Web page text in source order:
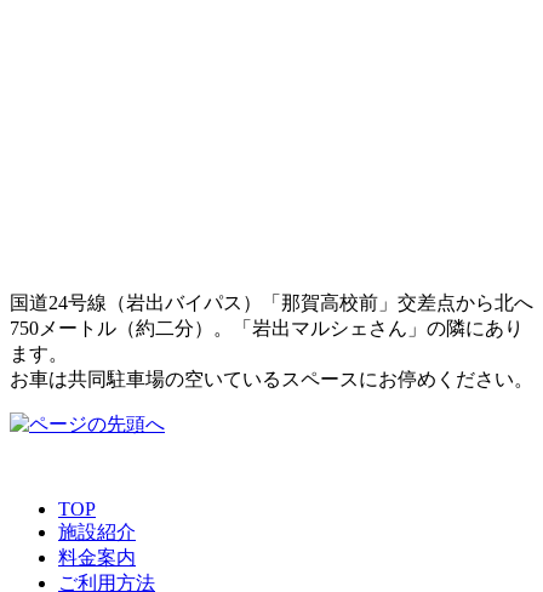
国道24号線（岩出バイパス）「那賀高校前」交差点から北へ
750メートル（約二分）。「岩出マルシェさん」の隣にあり
ます。
お車は共同駐車場の空いているスペースにお停めください。
TOP
施設紹介
料金案内
ご利用方法